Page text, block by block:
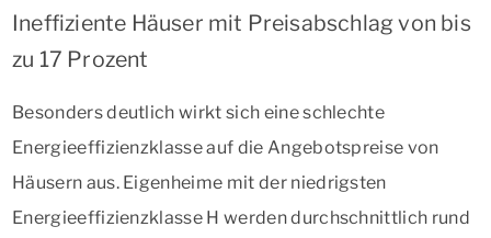
Ineffiziente Häuser mit Preisabschlag von bis
zu 17 Prozent
Besonders deutlich wirkt sich eine schlechte
Energieeffizienzklasse auf die Angebotspreise von
Häusern aus. Eigenheime mit der niedrigsten
Energieeffizienzklasse H werden durchschnittlich rund